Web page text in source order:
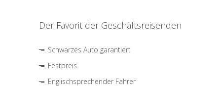
Der Favorit der Geschäftsreisenden
Schwarzes Auto garantiert
Festpreis
Englischsprechender Fahrer